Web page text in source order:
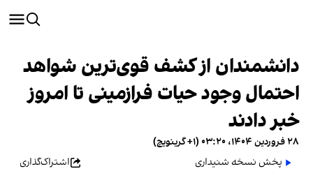
دانشمندان از کشف قوی‌ترین شواهد
احتمال وجود حیات فرازمینی تا امروز
خبر دادند
۲۸ فروردین ۱۴۰۴، ۰۳:۲۰ (‎+۱ گرینویچ)
پخش نسخه شنیداری
اشتراک‌گذاری